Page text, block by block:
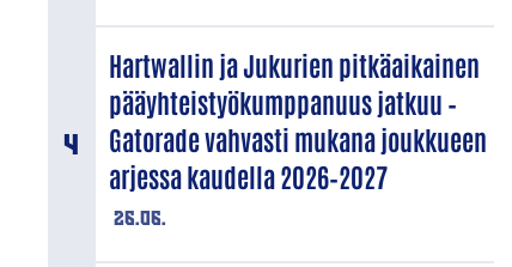
26.06.
Hartwallin ja Jukurien pitkäaikainen
pääyhteistyökumppanuus jatkuu –
Gatorade vahvasti mukana joukkueen
arjessa kaudella 2026–2027